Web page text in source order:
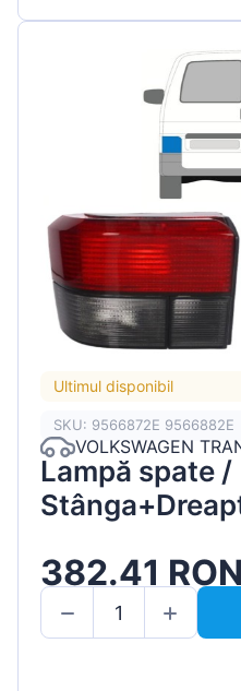
Ultimul disponibil
SKU: 9566872E 9566882E
VOLKSWAGEN
Lampă spate /
382.41 RON